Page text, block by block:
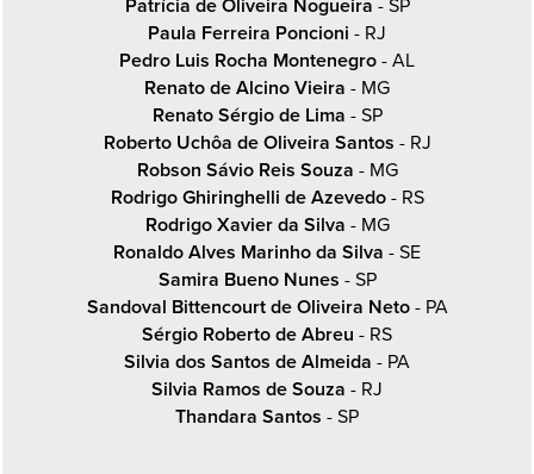
Paula Ferreira Poncioni - RJ
Pedro Luis Rocha Montenegro- AL
Renato de Alcino Vieira - MG
Renato Sérgio de Lima - SP
Roberto Uchôa de Oliveira Santos - RJ
Robson Sávio Reis Souza - MG
Rodrigo Ghiringhelli de Azevedo- RS
Rodrigo Xavier da Silva - MG
Ronaldo Alves Marinho da Silva - SE
Samira Bueno Nunes - SP
Sandoval Bittencourt de Oliveira Neto- PA
Sérgio Roberto de Abreu - RS
Silvia dos Santos de Almeida - PA
Silvia Ramos de Souza - RJ
Thandara Santos - SP